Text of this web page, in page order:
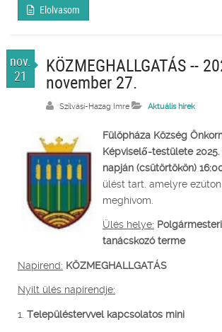
Elolvasom
nov.
21
KÖZMEGHALLGATÁS --
november 27.
Szilvási-Hazag Imre Aktuális hírek
Fülöpháza Község
Képviselő-testülete
napján (csütörtökön)
ülést tart. amelyre
meghívom.
Ülés helye:
tanácskozó terme
Napirend: KÖZMEGHALLGATÁS
Nyílt ülés napirendje:
1. Településtervvel kapcsolatos mini